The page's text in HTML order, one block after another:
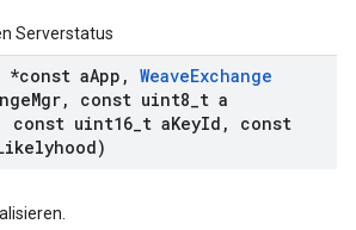
Serverstatus
*const aApp , WeaveExchange
Mgr, const uint8 t a
const uint16 t aKeyId ,
const